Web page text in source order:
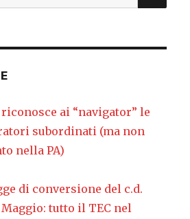
riconosce ai “navigator” le
subordinati (ma non
nella PA)
di conversione del c.d.
tutto il TEC nel